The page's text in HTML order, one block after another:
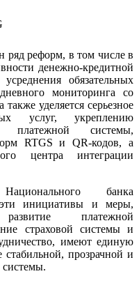
ряд реформ, в том числе в
денежно-кредитной
обязательных
мониторинга со
уделяется серьезное
услуг, укреплению
платежной системы,
RTGS и QR-кодов, а
центра интеграции
банка
инициативы и меры,
платежной
страховой системы и
имеют единую
прозрачной и
системы.